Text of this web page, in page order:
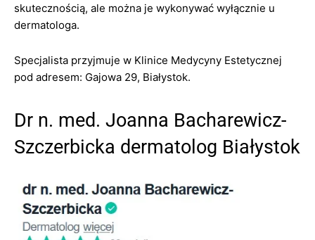
skutecznością, ale można je wykonywać wyłącznie u
dermatologa.
Specjalista przyjmuje w Klinice Medycyny Estetycznej
pod adresem: Gajowa 29, Białystok.
Dr n. med. Joanna Bacharewicz-
Szczerbicka dermatolog Białystok